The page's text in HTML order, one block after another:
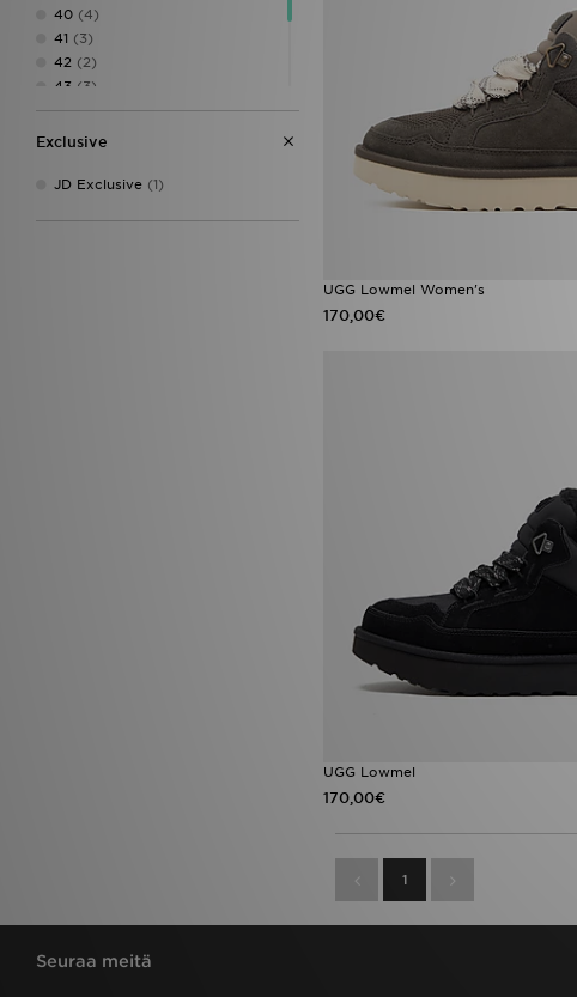
40 (4)
41 (3)
42 (2)
43 (3)
44(1)
45
(1)
Exclusive
JD Exclusive (1)
UGG Lowmel Women's
170,00€
UGG Lowmel
170,00€
1
Seuraa meitä